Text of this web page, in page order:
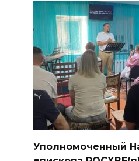
Уполномоченный